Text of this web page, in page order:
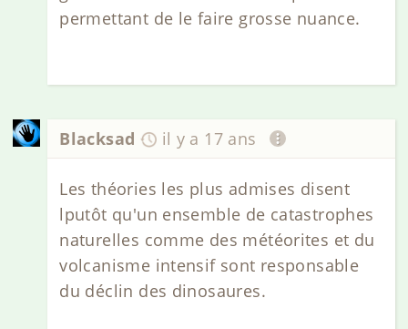
permettant de le faire grosse nuance.
Blacksad il y a 17 ans
Les théories les plus admises disent
lputôt qu'un ensemble de catastrophes
naturelles comme des météorites et du
volcanisme intensif sont responsable
du déclin des dinosaures.